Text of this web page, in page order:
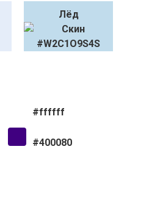
Лёд
#ffffff
#400080